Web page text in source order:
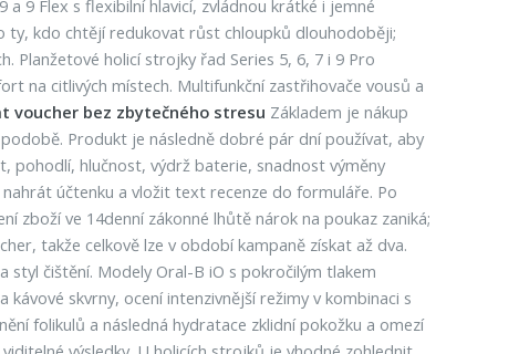
9 Flex s flexibilní hlavicí, zvládnou krátké i jemné
ty, kdo chtějí redukovat růst chloupků dlouhodoběji;
Planžetové holicí strojky řad Series 5, 6, 7 i 9 Pro
na citlivých místech. Multifunkční zastřihovače vousů a
voucher bez zbytečného stresu Základem je nákup
Produkt je následně dobré pár dní používat, aby
pohodlí, hlučnost, výdrž baterie, snadnost výměny
účtenku a vložit text recenze do formuláře. Po
zboží ve 14denní zákonné lhůtě nárok na poukaz zaniká;
takže celkově lze v období kampaně získat až dva.
čištění. Modely Oral-B iO s pokročilým tlakem
skvrny, ocení intenzivnější režimy v kombinaci s
folikulů a následná hydratace zklidní pokožku a omezí